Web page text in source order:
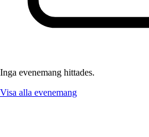
Inga evenemang hittades.
Visa alla evenemang